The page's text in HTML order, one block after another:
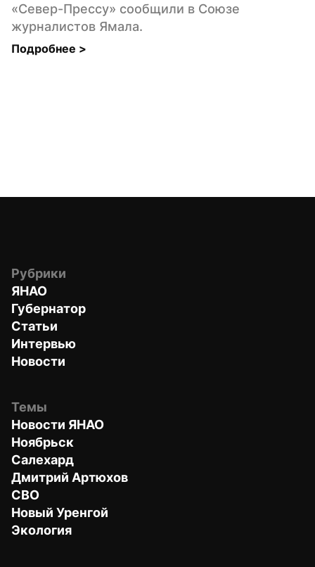
«Север-Прессу» сообщили в Союзе
журналистов Ямала.
Подробнее >
Рубрики
ЯНАО
Губернатор
Статьи
Интервью
Новости
Темы
Новости ЯНАО
Ноябрьск
Салехард
Дмитрий Артюхов
СВО
Новый Уренгой
Экология